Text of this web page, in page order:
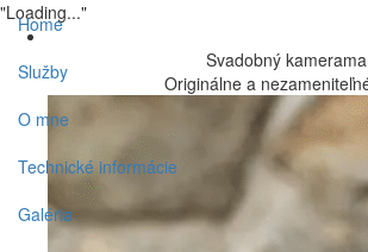
"Loading..."
Home
Služby
O mne
Technické informácie
Galéria
Svadobný
Originálne a